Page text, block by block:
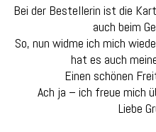
Bei der Bestellerin ist die
auch beim
So, nun widme ich mich
hat es auch
Einen schönen
Ach ja – ich freue mich
Liebe